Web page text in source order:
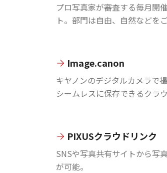
プロ写真家が審査する毎月開
ト。部門は自由、自然などをご
Image.canon
キヤノンのデジタルカメラで
シームレスに保存できるクラ
PIXUSクラウドリンク
SNSや写真共有サイトから写
が可能。